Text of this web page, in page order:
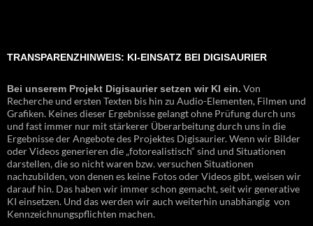
TRANSPARENZHINWEIS: KI-EINSATZ BEI DIGISAURIER
Bei unserem Projekt Digisaurier setzen wir KI ein. Von
Recherche und ersten Texten bis hin zu Audio-Elementen, Filmen und
Grafiken. Keines dieser Ergebnisse gelangt ohne Prüfung durch uns
und fast immer nur mit stärkerer Überarbeitung durch uns in die
Ergebnisse der Angebote des Projektes Digisaurier. Wenn wir Bilder
oder Videos generieren die „fotorealistisch“ sind und Situationen
darstellen, die so nicht waren bzw. versuchen Situationen
nachzubilden, von denen es keine Fotos oder Videos gibt, weisen wir
darauf hin. Das haben wir immer schon gemacht, seit wir generative
KI einsetzen. Und das werden wir auch weiterhin unabhängig von
Kennzeichnungspflichten machen.